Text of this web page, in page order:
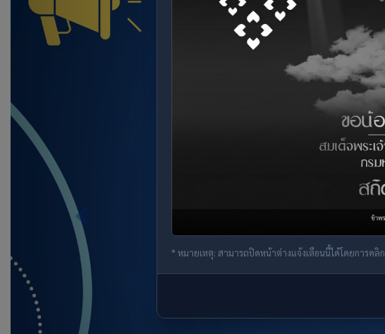
* หมายเหตุ: สามารถปิดหน้าต่างแจ้งเตือนนี้ได้โดยการคลิ